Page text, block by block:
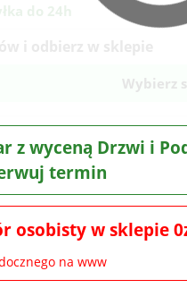
Wybierz
z wyceną Drzwi i
termin
osobisty w sklepie
na www